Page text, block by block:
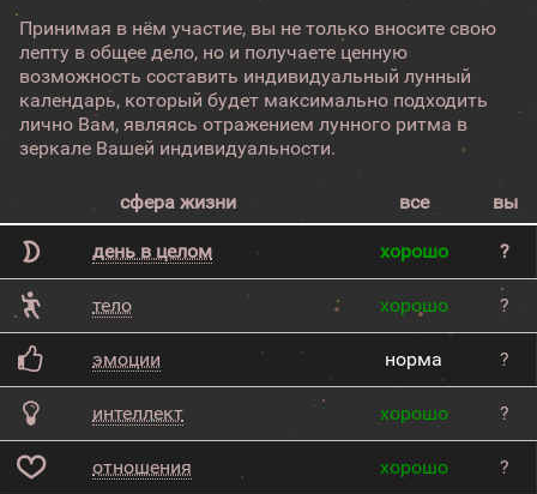
Принимая в нём участие, вы не только вносите свою
лепту в общее дело, но и получаете ценную
возможность составить индивидуальный лунный
календарь, который будет максимально подходить
лично Вам, являясь отражением лунного ритма в
зеркале Вашей индивидуальности.
сфера жизни все вы
день в целом хорошо ?
тело хорошо ?
эмоции норма ?
интеллект хорошо ?
отношения хорошо ?